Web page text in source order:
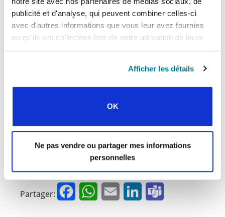
publicité et d'analyse, qui peuvent combiner celles-ci
avec d'autres informations que vous leur avez fournies
ou qu'ils ont collectées lors de votre utilisation de leurs
Afficher les détails
OK
Ne pas vendre ou partager mes informations
personnelles
Traditions and Leadership in the Bible, New Studies
in Biblical Theology 20 (Leicester: Apollos, 2006).
Robert W. Heimburger
Rédacteur
Partager: FacebookWhatsApp
Email LinkedIn